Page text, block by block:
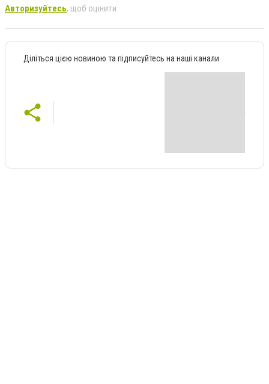
Авторизуйтесь, щоб оцінити
Діліться цією новиною та підписуйтесь на наші канали